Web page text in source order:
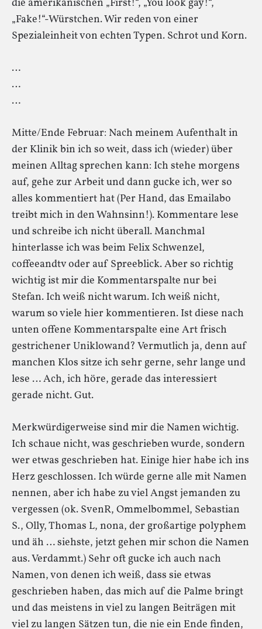
die amerikanischen „First!“, „You look gay!“,
„Fake!“-Würstchen. Wir reden von einer
Spezialeinheit von echten Typen. Schrot und Korn.
…
…
…
Mitte/Ende Februar: Nach meinem Aufenthalt in
der Klinik bin ich so weit, dass ich (wieder) über
meinen Alltag sprechen kann: Ich stehe morgens
auf, gehe zur Arbeit und dann gucke ich, wer so
alles kommentiert hat (Per Hand, das Emailabo
treibt mich in den Wahnsinn!). Kommentare lese
und schreibe ich nicht überall. Manchmal
hinterlasse ich was beim Felix Schwenzel,
coffeeandtv oder auf Spreeblick. Aber so richtig
wichtig ist mir die Kommentarspalte nur bei
Stefan. Ich weiß nicht warum. Ich weiß nicht,
warum so viele hier kommentieren. Ist diese nach
unten offene Kommentarspalte eine Art frisch
gestrichener Uniklowand? Vermutlich ja, denn auf
manchen Klos sitze ich sehr gerne, sehr lange und
lese … Ach, ich höre, gerade das interessiert
gerade nicht. Gut.
Merkwürdigerweise sind mir die Namen wichtig.
Ich schaue nicht, was geschrieben wurde, sondern
wer etwas geschrieben hat. Einige hier habe ich ins
Herz geschlossen. Ich würde gerne alle mit Namen
nennen, aber ich habe zu viel Angst jemanden zu
vergessen (ok. SvenR, Ommelbommel, Sebastian
S., Olly, Thomas L, nona, der großartige polyphem
und äh … siehste, jetzt gehen mir schon die Namen
aus. Verdammt.) Sehr oft gucke ich auch nach
Namen, von denen ich weiß, dass sie etwas
geschrieben haben, das mich auf die Palme bringt
und das meistens in viel zu langen Beiträgen mit
viel zu langen Sätzen tun, die nie ein Ende finden,